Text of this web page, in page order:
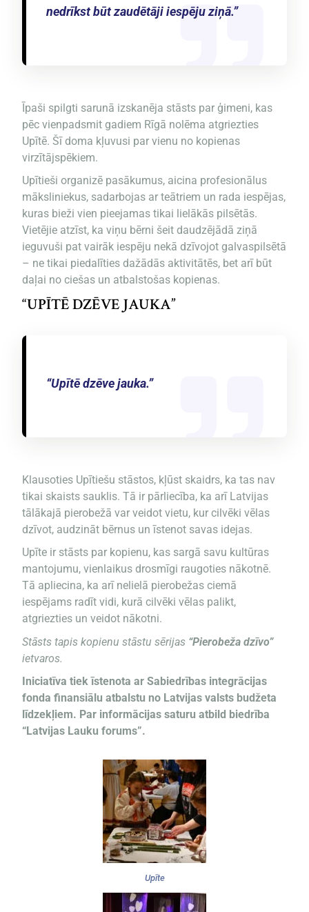
nedrīkst būt zaudētāji iespēju ziņā.”
Īpaši spilgti sarunā izskanēja stāsts par ģimeni, kas
pēc vienpadsmit gadiem Rīgā nolēma atgriezties
Upītē. Šī doma kļuvusi par vienu no kopienas
virzītājspēkiem.
Upītieši organizē pasākumus, aicina profesionālus
māksliniekus, sadarbojas ar teātriem un rada iespējas,
kuras bieži vien pieejamas tikai lielākās pilsētās.
Vietējie atzīst, ka viņu bērni šeit daudzējādā ziņā
ieguvuši pat vairāk iespēju nekā dzīvojot galvaspilsētā
– ne tikai piedalīties dažādās aktivitātēs, bet arī būt
daļai no ciešas un atbalstošas kopienas.
“UPĪTĒ DZĒVE JAUKA”
“Upītē dzēve jauka.”
Klausoties Upītiešu stāstos, kļūst skaidrs, ka tas nav
tikai skaists sauklis. Tā ir pārliecība, ka arī Latvijas
tālākajā pierobežā var veidot vietu, kur cilvēki vēlas
dzīvot, audzināt bērnus un īstenot savas idejas.
Upīte ir stāsts par kopienu, kas sargā savu kultūras
mantojumu, vienlaikus drosmīgi raugoties nākotnē.
Tā apliecina, ka arī nelielā pierobežas ciemā
iespējams radīt vidi, kurā cilvēki vēlas palikt,
atgriezties un veidot nākotni.
Stāsts tapis kopienu stāstu sērijas “Pierobeža dzīvo”
ietvaros.
Iniciatīva tiek īstenota ar Sabiedrības integrācijas
fonda finansiālu atbalstu no Latvijas valsts budžeta
līdzekļiem. Par informācijas saturu atbild biedrība
“Latvijas Lauku forums”.
Upīte